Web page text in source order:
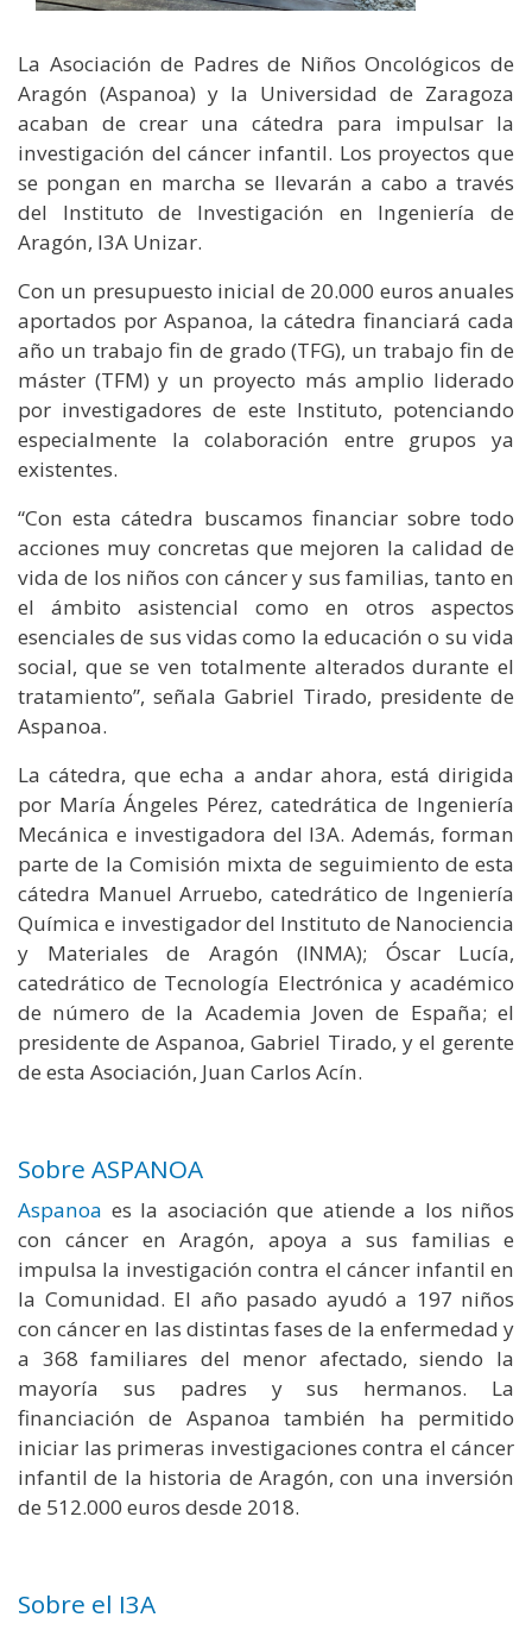
La Asociación de Padres de Niños Oncológicos de
Aragón (Aspanoa) y la Universidad de Zaragoza
acaban de crear una cátedra para impulsar la
investigación del cáncer infantil. Los proyectos que
se pongan en marcha se llevarán a cabo a través
del Instituto de Investigación en Ingeniería de
Aragón, I3A Unizar.
Con un presupuesto inicial de 20.000 euros anuales
aportados por Aspanoa, la cátedra financiará cada
año un trabajo fin de grado (TFG), un trabajo fin de
máster (TFM) y un proyecto más amplio liderado
por investigadores de este Instituto, potenciando
especialmente la colaboración entre grupos ya
existentes.
“Con esta cátedra buscamos financiar sobre todo
acciones muy concretas que mejoren la calidad de
vida de los niños con cáncer y sus familias, tanto en
el ámbito asistencial como en otros aspectos
esenciales de sus vidas como la educación o su vida
social, que se ven totalmente alterados durante el
tratamiento”, señala Gabriel Tirado, presidente de
Aspanoa.
La cátedra, que echa a andar ahora, está dirigida
por María Ángeles Pérez, catedrática de Ingeniería
Mecánica e investigadora del I3A. Además, forman
parte de la Comisión mixta de seguimiento de esta
cátedra Manuel Arruebo, catedrático de Ingeniería
Química e investigador del Instituto de Nanociencia
y Materiales de Aragón (INMA); Óscar Lucía,
catedrático de Tecnología Electrónica y académico
de número de la Academia Joven de España; el
presidente de Aspanoa, Gabriel Tirado, y el gerente
de esta Asociación, Juan Carlos Acín.
Sobre ASPANOA
Aspanoa es la asociación que atiende a los niños
con cáncer en Aragón, apoya a sus familias e
impulsa la investigación contra el cáncer infantil en
la Comunidad. El año pasado ayudó a 197 niños
con cáncer en las distintas fases de la enfermedad y
a 368 familiares del menor afectado, siendo la
mayoría sus padres y sus hermanos. La
financiación de Aspanoa también ha permitido
iniciar las primeras investigaciones contra el cáncer
infantil de la historia de Aragón, con una inversión
de 512.000 euros desde 2018.
Sobre el I3A